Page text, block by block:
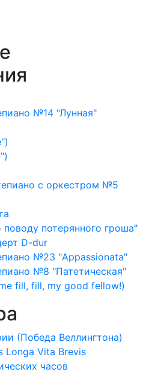
№14 "Лунная"
с оркестром №5
потерянного гроша"
D-dur
№23 "Appassionata"
№8 "Патетическая"
fill, fill, my good fellow!)
(Победа Веллингтона)
Longa Vita Brevis
часов